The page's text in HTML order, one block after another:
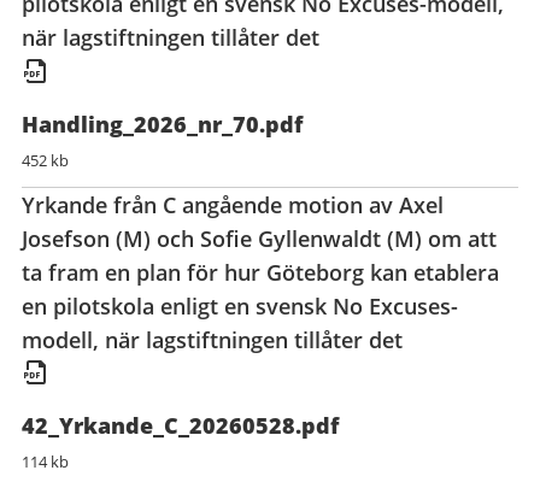
när lagstiftningen tillåter det
Handling_2026_nr_70.pdf
452 kb
Yrkande från C angående motion av Axel
Josefson (M) och Sofie Gyllenwaldt (M) om att
ta fram en plan för hur Göteborg kan etablera
en pilotskola enligt en svensk No Excuses-
modell, när lagstiftningen tillåter det
42_Yrkande_C_20260528.pdf
114 kb